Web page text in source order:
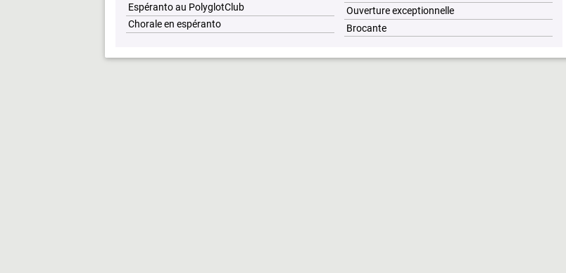
Espéranto au PolyglotClub
Chorale en espéranto
Ouverture exceptionnelle
Brocante